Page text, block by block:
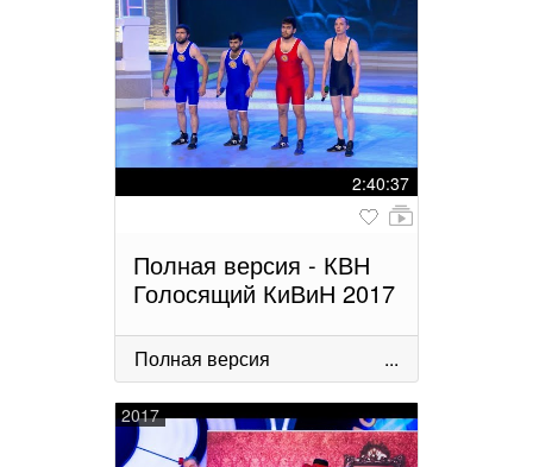
2:40:37
Полная версия - КВН
Голосящий КиВиН 2017
Полная версия ...
2017